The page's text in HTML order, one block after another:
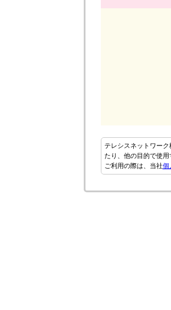
テレシスネットワー
たり、他の目的で使用
ご利用の際は、当社個